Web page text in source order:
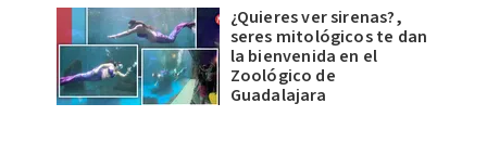
¿Quieres ver sirenas?,
seres mitológicos te dan
la bienvenida en el
Zoológico de
Guadalajara